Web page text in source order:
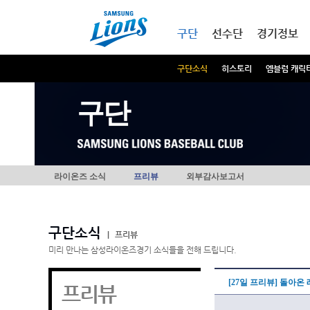
구단
구단소식 히스토리 엠블럼 캐릭
선수단 경기정보
구단
라이온즈 소식 프리뷰 외부감사보고서
구단소식
프리뷰
미리 만나는 삼성라이온즈경기 소식들을 전해 드립니다.
프리뷰 [27일 프리뷰] 돌아온